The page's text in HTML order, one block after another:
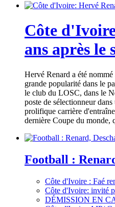
Côte
ans après le
Hervé Renard a été
grande popularité dans le
le club du LOSC, dans le
poste de sélectionneur
prolifique carrière
dernière Coupe du monde,
Football :
Côte d'Ivoire : Faé
Côte d'Ivoire: invité
DÉMISSION EN